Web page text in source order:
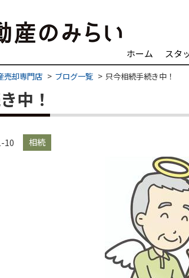
ホーム スタ
売却専門店 ブログ一覧 只今相続手続き中！
中！
10 相続